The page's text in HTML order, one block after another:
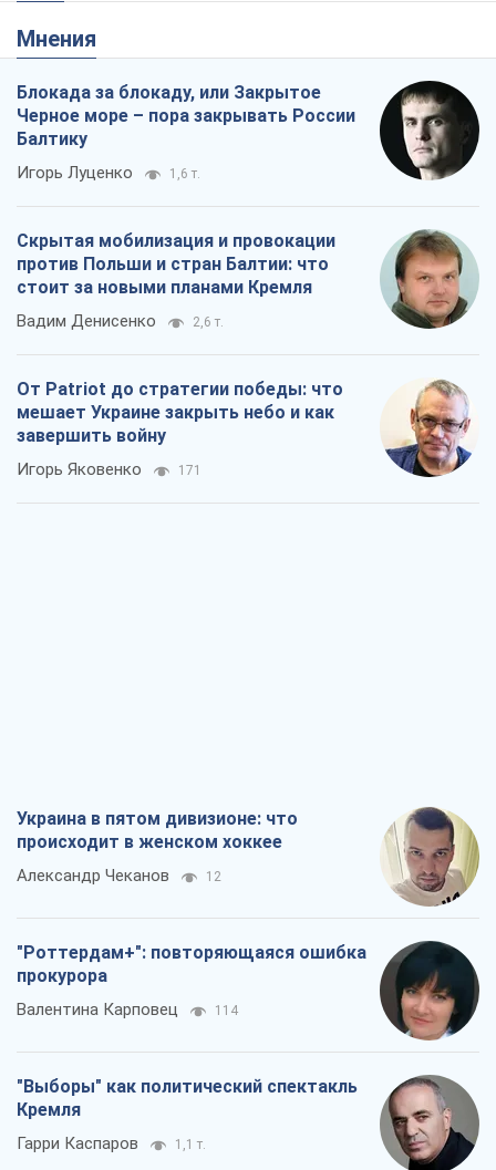
Мнения
Блокада за блокаду, или Закрытое
Черное море – пора закрывать России
Балтику
Игорь Луценко 1,6 т.
Скрытая мобилизация и провокации
против Польши и стран Балтии: что
стоит за новыми планами Кремля
Вадим Денисенко 2,6 т.
От Patriot до стратегии победы: что
мешает Украине закрыть небо и как
завершить войну
Игорь Яковенко 171
Украина в пятом дивизионе: что
происходит в женском хоккее
Александр Чеканов 12
"Роттердам+": повторяющаяся ошибка
прокурора
Валентина Карповец 114
"Выборы" как политический спектакль
Кремля
Гарри Каспаров 1,1 т.